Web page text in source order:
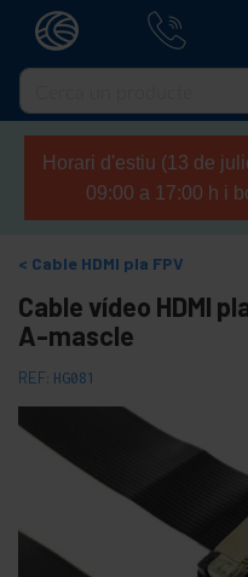
Horari d'estiu (13 de
09:00 a 17:00 h i
Cable HDMI pla FPV
Cable vídeo HDMI
A-mascle
REF: HG081